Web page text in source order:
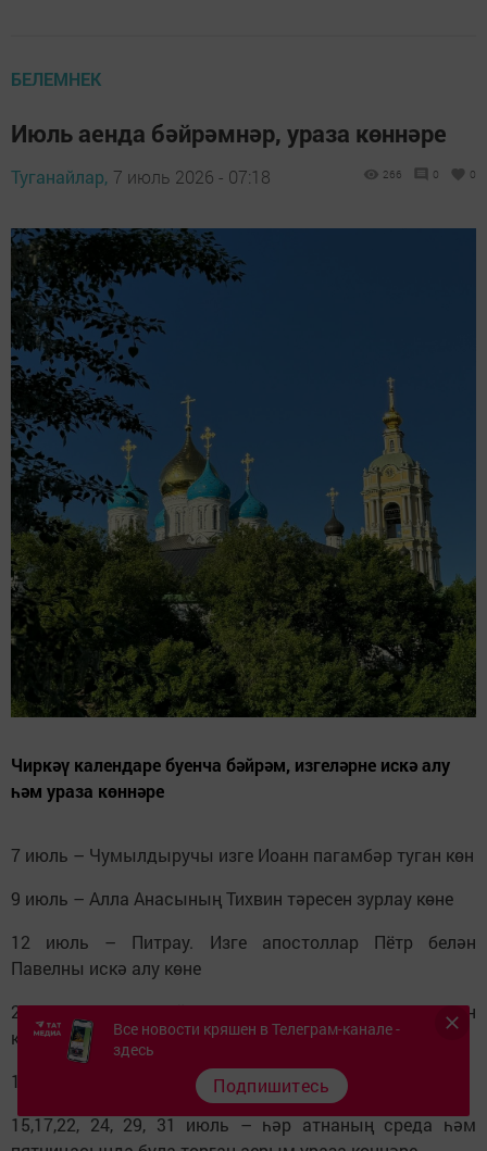
БЕЛЕМНЕК
Июль аенда бәйрәмнәр, ураза көннәре
Туганайлар, 7 июль 2026 - 07:18 266 0 0
Чиркәү календаре буенча бәйрәм, изгеләрне искә алу
һәм ураза көннәре
7 июль – Чумылдыручы изге Иоанн пагамбәр туган көн
9 июль – Алла Анасының Тихвин тәресен зурлау көне
12 июль – Питрау. Изге апостоллар Пётр белән
Павелны искә алу көне
21 июль – Казанский. Алла Анасы Изге Мариянең Казан
каласында төсе табылган көн
11 июльгә кадәр – Питрау уразасы
15,17,22, 24, 29, 31 июль – һәр атнаның среда һәм
Все новости кряшен в Телеграм-канале -
здесь
Подпишитесь